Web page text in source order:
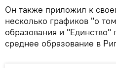
Он также приложил к
несколько графиков "о
образования и "Единство"
среднее образование в